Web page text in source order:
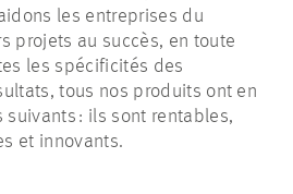
les entreprises du
projets au succès, en toute
les spécificités des
tous nos produits ont en
suivants : ils sont rentables,
et innovants.